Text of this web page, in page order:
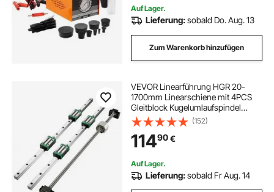
Auf Lager.
Lieferung:sobald Do. Aug. 13
Zum Warenkorb hinzufügen
VEVOR Linearführung HGR 20-
1700mm Linearschiene mit 4PCS
Gleitblock Kugelumlaufspindel
Führungsschiene für 3D Drucker
CNC Maschine
(152)
11490€
Auf Lager.
Lieferung:sobald Fr Aug. 14